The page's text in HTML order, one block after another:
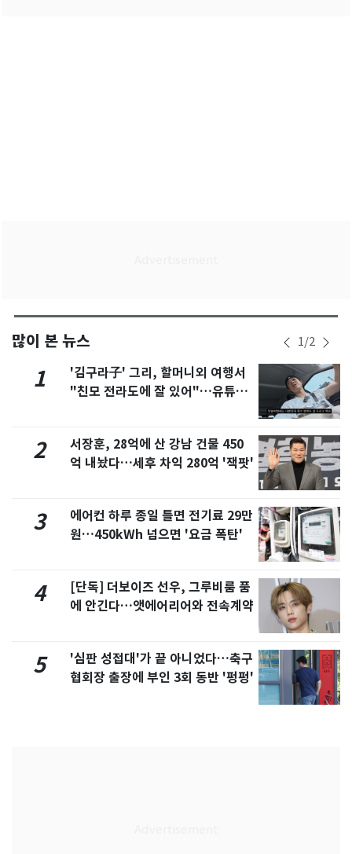
많이 본 뉴스 1/2
1
'김구라子' 그리, 할머니외 여행서
"친모 전라도에 잘 있어"…유튜브
2
서장훈, 28억에 산 강남 건물 450
억 내놨다…세후 차익 280억 '잭팟'
3
에어컨 하루 종일 틀면 전기료 29만
원…450kWh 넘으면 '요금 폭탄'
4
[단독] 더보이즈 선우, 그루비룸 품
에 안긴다…앳에어리어와 전속계약
5
'심판 성접대'가 끝 아니었다…축구
협회장 출장에 부인 3회 동반 '펑펑'